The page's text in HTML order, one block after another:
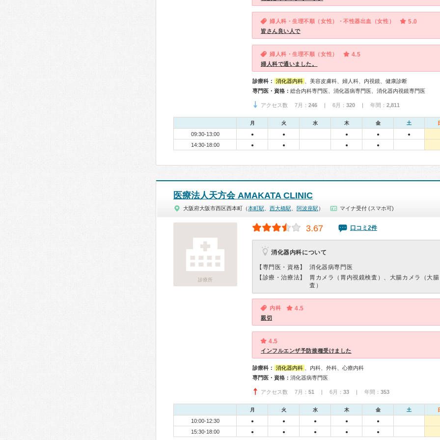
婦人科・生理不順（女性）・不性器出血（女性） 5.0
皆さん良い人で
婦人科・生理不順（女性） 4.5
婦人科で通いました。
診療科： 消化器内科
、美容皮膚科、婦人科、内視鏡、健康診断
専門医・資格： 総合内科専門医、消化器病専門医、消化器内視鏡専門医
アクセス数 7月： 246 | 6月： 320 | 年間： 2,811
月 火 水 木 金 土
09:30-13:00 ● ● ● ● ●
14:30-18:00 ● ● ● ●
医療法人天方会 AMAKATA CLINIC
大阪府大阪市西区西本町（本町駅 西大橋駅 阿波座駅 ） マイナ受付 (スマホ可)
診療所
3.67 口コミ2件
消化器内科について
【専門医・資格】
消化器病専門医
【診療・治療法】
胃カメラ（胃内視鏡検査）、大腸カメラ（大
査）
内科 4.5
親切
4.5
インフルエンザ予防接種受けました
診療科： 消化器内科
、内科、外科、心療内科
専門医・資格： 消化器病専門医
アクセス数 7月： 51 | 6月： 33 | 年間： 353
月 火 水 木 金 土
10:00-12:30 ● ● ● ● ●
15:30-18:00 ● ● ● ● ●